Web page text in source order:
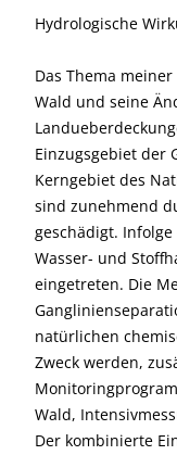
Hydrologische
Das Thema
Wald und seine
Einzugsgebiet der
Kerngebiet des
sind zunehmend
geschädigt.
Wasser- und
eingetreten. Die
natürlichen
Zweck werden,
Wald,
Der kombinierte